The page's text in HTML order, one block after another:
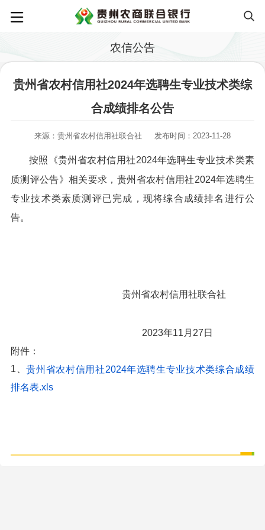
农信公告
贵州省农村信用社2024年选聘生专业技术类综
合成绩排名公告
来源：贵州省农村信用社联合社 发布时间：2023-11-28
按照《贵州省农村信用社2024年选聘生专业技术类素
质测评公告》相关要求，贵州省农村信用社2024年选聘生
专业技术类素质测评已完成，现将综合成绩排名进行公
告。
贵州省农村信用社联合社
2023年11月27日
附件：
1、贵州省农村信用社2024年选聘生专业技术类综合成绩
排名表.xls